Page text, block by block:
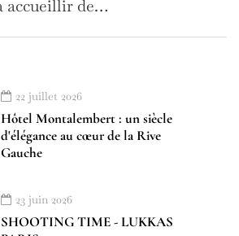
accueillir de…
22 juillet 2026
Hôtel Montalembert : un siècle
d'élégance au cœur de la Rive
Gauche
23 juin 2026
SHOOTING TIME - LUKKAS